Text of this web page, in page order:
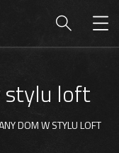
stylu loft
DOM W STYLU LOFT